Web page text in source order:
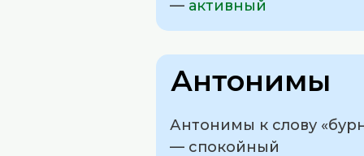
— активный
Антонимы
Антонимы к слову
— спокойный